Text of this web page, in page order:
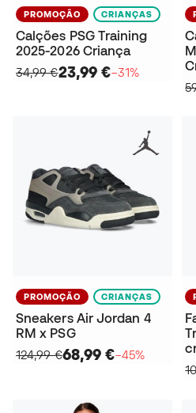
PROMOÇÃO CRIANÇAS
Calções PSG Training
2025-2026 Criança
34,99 €23,99 €−31%
PROMOÇÃO CRIANÇAS
Sneakers Air Jordan 4
RM x PSG
124,99 €68,99 €−45%